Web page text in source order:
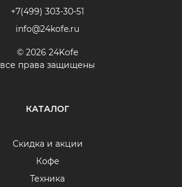
+7(499) 303-30-51
info@24kofe.ru
© 2026 24Kofe
все права защищены
КАТАЛОГ
Скидка и акции
Кофе
Техника